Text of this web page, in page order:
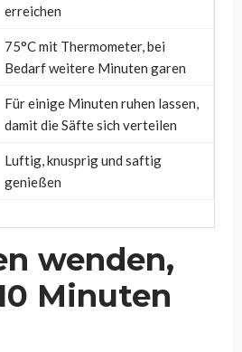
erreichen
75°C mit Thermometer, bei
Bedarf weitere Minuten garen
Für einige Minuten ruhen lassen,
damit die Säfte sich verteilen
Luftig, knusprig und saftig
genießen
wenden,
Minuten